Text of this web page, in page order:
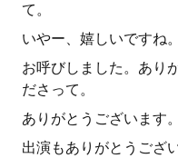
て。
いやー、嬉しいですね。
お呼びしました。あり
ださって。
ありがとうございます
出演もありがとうござ